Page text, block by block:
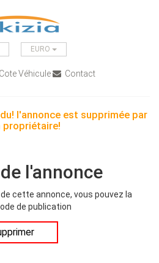
EURO
Cote Véhicule Contact
l'annonce est supprimée par
propriétaire!
l'annonce
cette annonce, vous pouvez la
de publication